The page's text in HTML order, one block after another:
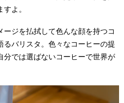
よ。
ージを払拭して色んな顔を持つコ
るバリスタ。色々なコーヒーの提
分では選ばないコーヒーで世界が